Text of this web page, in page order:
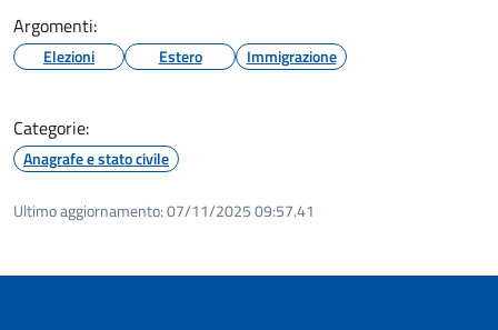
Argomenti:
Elezioni Estero Immigrazione
Categorie:
Anagrafe e stato civile
Ultimo aggiornamento:07/11/2025 09:57.41